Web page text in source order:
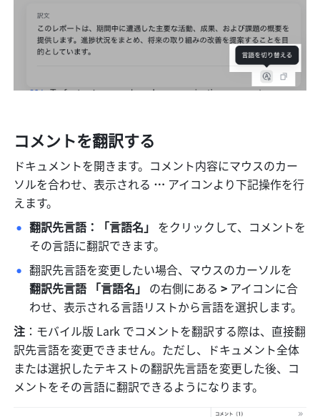
コメントを翻訳する
ドキュメントを開きます。コメント内容にマウスのカー
ソルを合わせ、表示される … アイコンより下記操作を行
えます。
翻訳先言語：「言語名」 をクリックして、コメントを
その言語に翻訳できます。
翻訳先言語 「言語名」 の右側にある > アイコンに合
わせ、表示される言語リストから言語を選択します。
注 ：モバイル版 Lark でコメントを翻訳する際は、直接翻
訳先言語を変更できません。ただし、ドキュメント全体
または選択したテキストの翻訳先言語を変更した後、コ
メントをその言語に翻訳できるようになります。